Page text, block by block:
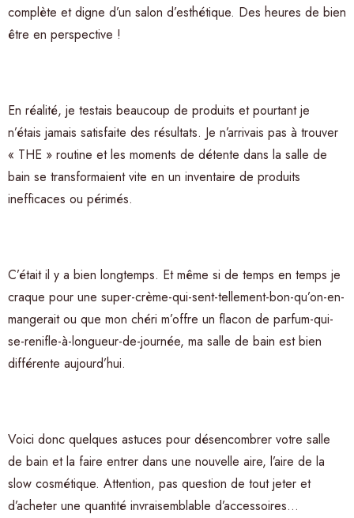
complète et digne d’un salon d’esthétique. Des heures de bien
être en perspective !
En réalité, je testais beaucoup de produits et pourtant je
n’étais jamais satisfaite des résultats. Je n’arrivais pas à trouver
« THE » routine et les moments de détente dans la salle de
bain se transformaient vite en un inventaire de produits
inefficaces ou périmés.
C’était il y a bien longtemps. Et même si de temps en temps je
craque pour une super-crème-qui-sent-tellement-bon-qu’on-en-
mangerait ou que mon chéri m’offre un flacon de parfum-qui-
se-renifle-à-longueur-de-journée, ma salle de bain est bien
différente aujourd’hui.
Voici donc quelques astuces pour désencombrer votre salle
de bain et la faire entrer dans une nouvelle aire, l’aire de la
slow cosmétique. Attention, pas question de tout jeter et
d’acheter une quantité invraisemblable d’accessoires…